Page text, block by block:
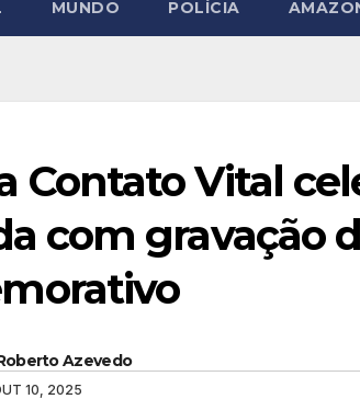
MUNDO POLÍCIA
Contato Vital
com gravação
Azevedo
10, 2025